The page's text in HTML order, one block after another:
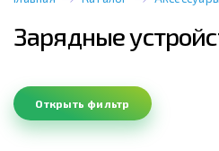
Зарядные
Открыть фильтр